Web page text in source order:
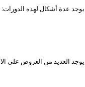
يوجد عدة أشكال لهذه الدورات:
يوجد العديد من العروض على